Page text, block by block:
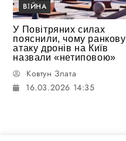
ВІЙНА
У Повітряних силах
пояснили, чому ранкову
атаку дронів на Київ
назвали «нетиповою»
Ковтун Злата
16.03.2026 14:35